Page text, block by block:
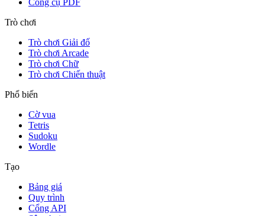
Công cụ PDF
Trò chơi
Trò chơi Giải đố
Trò chơi Arcade
Trò chơi Chữ
Trò chơi Chiến thuật
Phổ biến
Cờ vua
Tetris
Sudoku
Wordle
Tạo
Bảng giá
Quy trình
Cổng API